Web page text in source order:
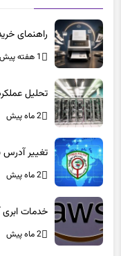
راهنمای
1 هفته پیش
تحلیل عملکرد رم‌های 128
2 ماه پیش
تغییر
2 ماه پیش
خدمات
2 ماه پیش